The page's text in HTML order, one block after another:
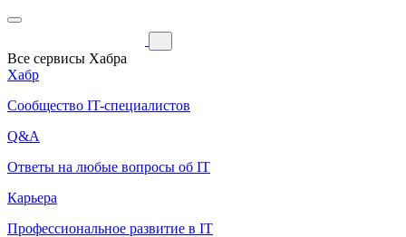
Все сервисы Хабра
Хабр
Сообщество IT-специалистов
Q&A
Ответы на любые вопросы об IT
Карьера
Профессиональное развитие в IT